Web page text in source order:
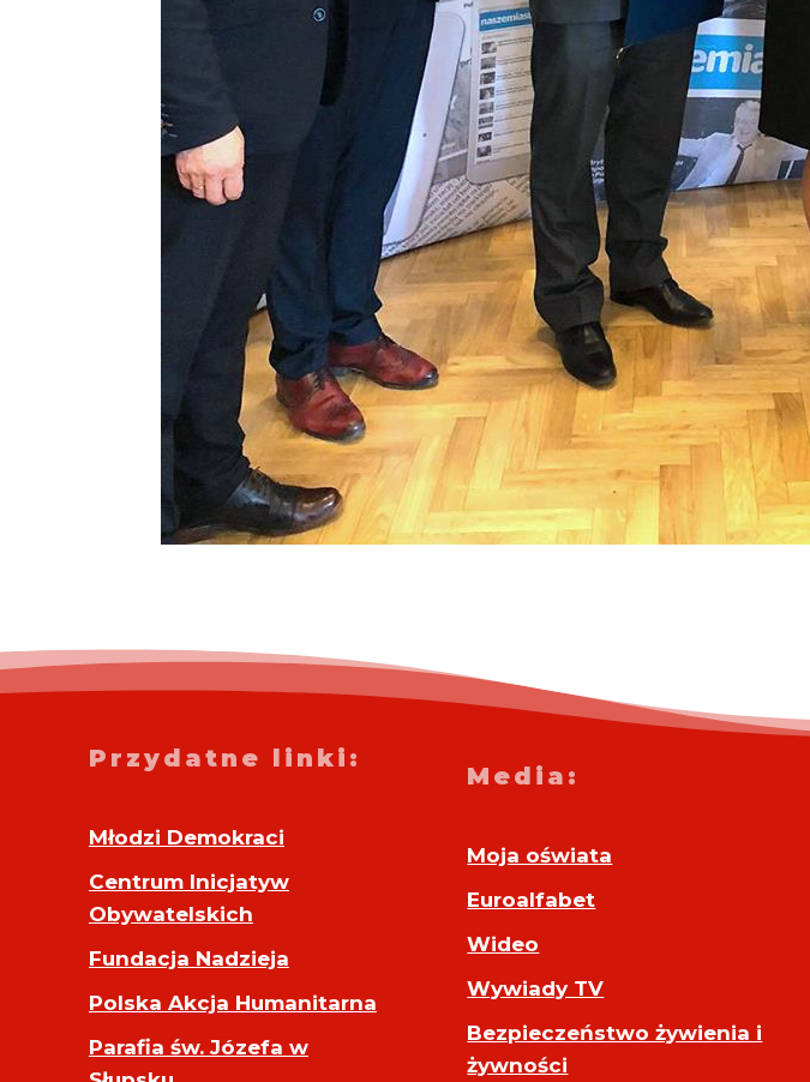
Przydatne linki:
Młodzi Demokraci
Centrum Inicjatyw
Obywatelskich
Fundacja Nadzieja
Polska Akcja Humanitarna
Parafia św. Józefa w
Media:
Moja oświata
Euroalfabet
Wideo
Wywiady TV
Bezpieczeństwo żywienia i
żywności